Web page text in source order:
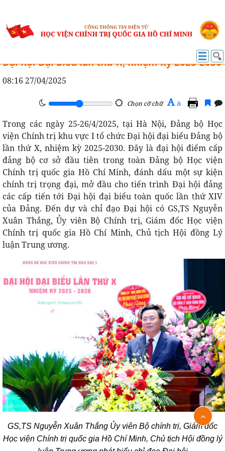
HỌC VIỆN TRỰC THUỘC
Đảng bộ Học viện Chính trị khu vực I tổ chức
Đại hội Đại biểu lần thứ X, nhiệm kỳ 2025-2030
08:16 27/04/2025
Chọn cỡ chữ A a
Trong các ngày 25-26/4/2025, tại Hà Nội, Đảng bộ Học
viện Chính trị khu vực I tổ chức Đại hội đại biểu Đảng bộ
lần thứ X, nhiệm kỳ 2025-2030. Đây là đại hội điểm cấp
đảng bộ cơ sở đầu tiên trong toàn Đảng bộ Học viện
Chính trị quốc gia Hồ Chí Minh, đánh dấu một sự kiện
chính trị trọng đại, mở đầu cho tiến trình Đại hội đảng
các cấp tiến tới Đại hội đại biểu toàn quốc lần thứ XIV
của Đảng. Đến dự và chỉ đạo Đại hội có GS,TS Nguyễn
Xuân Thắng, Ủy viên Bộ Chính trị, Giám đốc Học viện
Chính trị quốc gia Hồ Chí Minh, Chủ tịch Hội đồng Lý
luận Trung ương.
GS,TS Nguyễn Xuân Thắng Ủy viên Bộ chính trị, Giám đốc
Học viện Chính trị quốc gia Hồ Chí Minh, Chủ tịch Hội đồng lý